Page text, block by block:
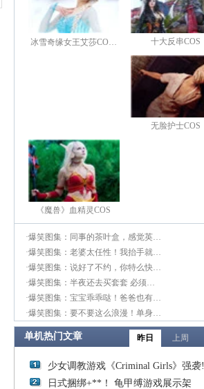
冰雪奇缘女王艾莎CO… 十大反串COS
无脸护士COS
《魔兽》血精灵COS
·爆笑图集：同事的茶叶盒，感觉英…
·爆笑图集：老婆太任性！我抬手就…
·爆笑图集：说好了不约，你特么快…
·爆笑图集：半夜还去买套套 必须…
·爆笑图集：宝宝乖乖哒！爸爸也有…
·爆笑图集：要不要这么浪漫！单身…
单机热门文章 昨日 上周
少女调教游戏《Criminal Girls》强袭!
日式捆绑+**！ 龟甲缚游戏展示架